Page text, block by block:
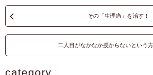
その「生理痛」を治す！
二人目がなかなか授からないという方
category